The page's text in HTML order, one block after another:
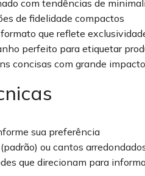
com tendências de
de fidelidade compactos
que reflete
perfeito para etiquetar
concisas com grande
sua preferência
ou cantos
que direcionam para